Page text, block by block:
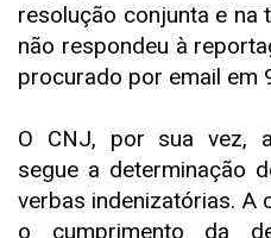
resolução conjunta e na
não respondeu à
procurado por email em
O CNJ, por sua vez,
segue a determinação
verbas indenizatórias. A
o cumprimento da